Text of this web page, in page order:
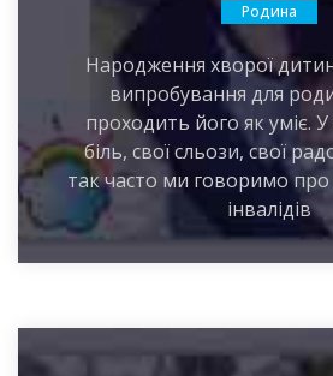
Родина
Народження хворої
випробування для
проходить його як уміє. У
біль, свої сльози, свої
так часто ми говоримо про
інвалідів